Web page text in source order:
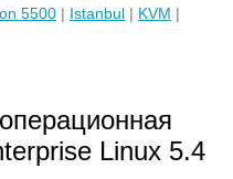
5500 | Istanbul | KVM |
Linux 5.4